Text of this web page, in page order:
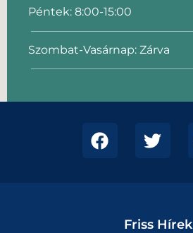
Péntek: 8:00-15:00
Szombat-Vasárnap: Zárva
Friss Hírek